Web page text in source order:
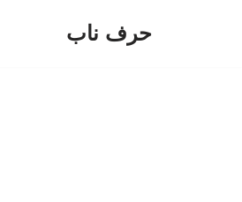
حرف ناب